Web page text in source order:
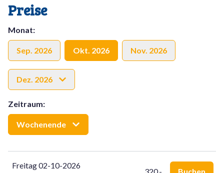
Duschkabine befindet sich ebenfalls im Erdgeschoss.
Die beiden Schlafzimmer befinden sich im ersten Stock.
Beide sind mit einem Kleiderschrank ausgestattet. Ein
Schlafzimmer hat zwei einzelne Boxspringbetten. Das zweite
Schlafzimmer hat zwei Einzelbetten.
Vom Wohnzimmer aus gelangt man in den schönen, nach
Süden ausgerichteten Garten. Die Terrasse ist mit einem
Gartentisch, Gartenstühlen und zwei Liegestühlen
Preise
Monat:
Sep. 2026 Okt. 2026 Nov. 2026
Dez. 2026
Zeitraum:
Wochenende
Freitag 02-10-2026